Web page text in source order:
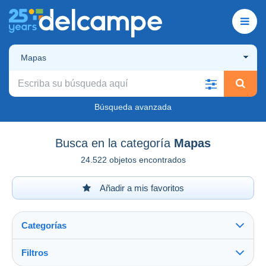
Mapas
Búsqueda avanzada
Busca en la categoría Mapas
24.522 objetos encontrados
Añadir a mis favoritos
Categorías
Filtros